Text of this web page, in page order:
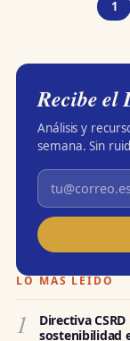
1
Recibe el
Análisis y
semana. Sin
LO MÁS LEÍDO
1
Directiva
sostenibilidad